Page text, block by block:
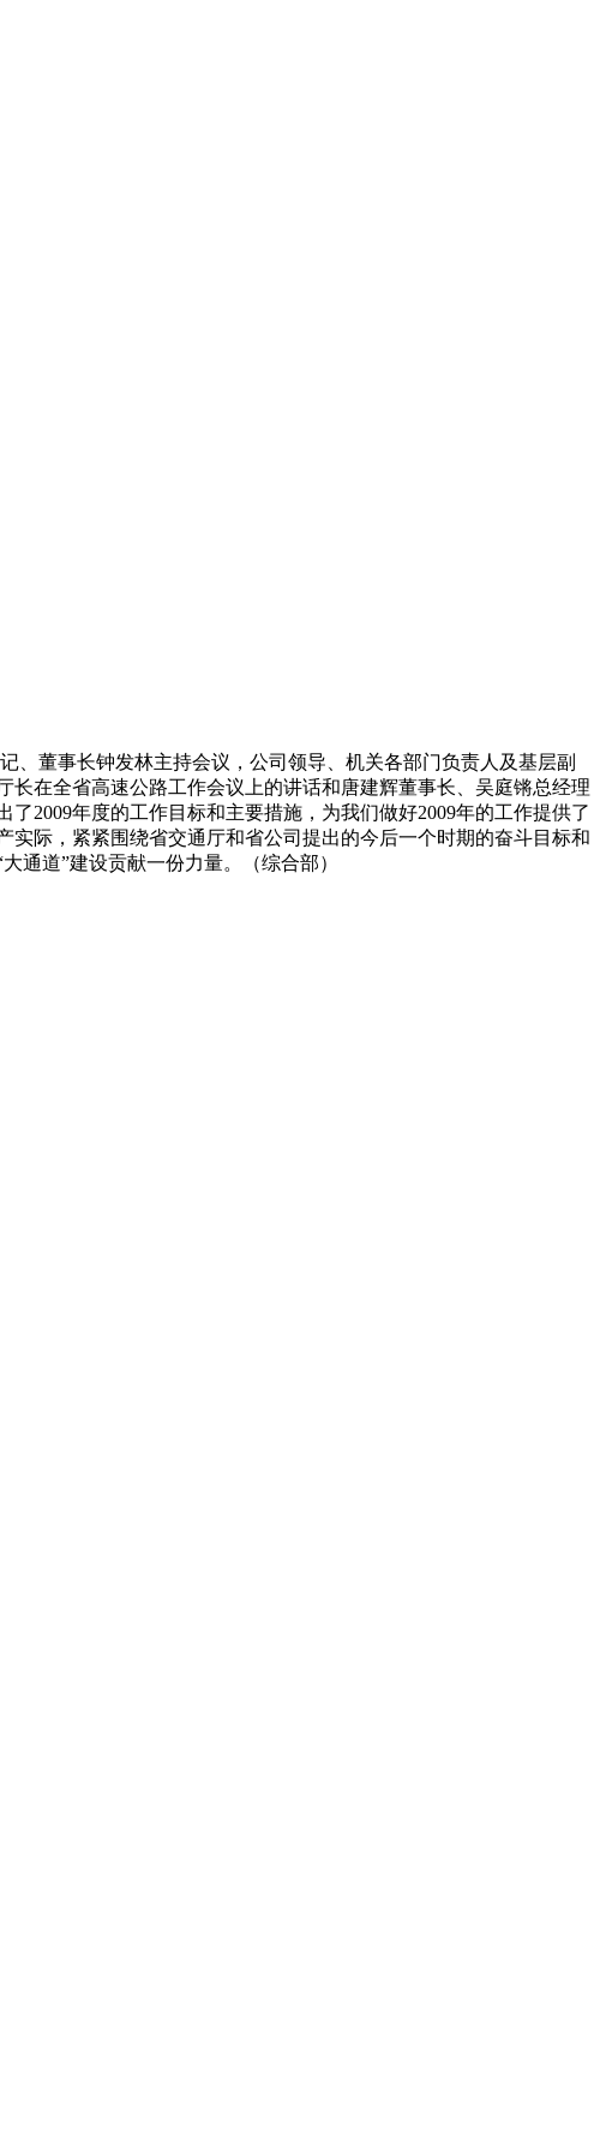
董事长钟发林主持会议，公司领导、机关各部门负责人及基层副
在全省高速公路工作会议上的讲话和唐建辉董事长、吴庭锵总经理
2009年度的工作目标和主要措施，为我们做好2009年的工作提供了
际，紧紧围绕省交通厅和省公司提出的今后一个时期的奋斗目标和
通道”建设贡献一份力量。（综合部）